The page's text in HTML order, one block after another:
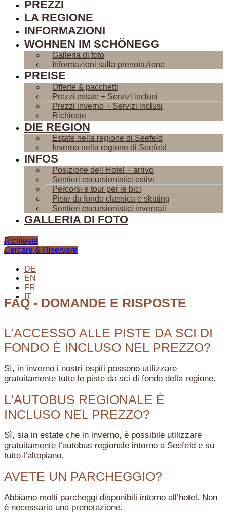
PREZZI
LA REGIONE
INFORMAZIONI
WOHNEN IM SCHÖNEGG
Galleria di foto
Informazioni sulla prenotazione
PREISE
Offerte & pacchetti
Prezzi estate + Servizi inclusi
Prezzi inverno + Servizi inclusi
Richieste
DIE REGION
Estate nella regione di Seefeld
Inverno nella regione di Seefeld
INFOS
Posizione dell Hotel + arrivo
Sentieri escursionistici estivi
Percorsi e tour per le bici
Piste da fondo classica e skating
Sentieri escursionistici invernali
GALLERIA DI FOTO
Richieste
Cercare & Riservare
DE
EN
FR
IT
FAQ - DOMANDE E RISPOSTE
L'ACCESSO ALLE PISTE DA SCI DI
FONDO È INCLUSO NEL PREZZO?
Sì, in inverno i nostri ospiti possono utilizzare
gratuitamente tutte le piste da sci di fondo della regione.
L'AUTOBUS REGIONALE È
INCLUSO NEL PREZZO?
Sì, sia in estate che in inverno, è possibile utilizzare
gratuitamente l’autobus regionale intorno a Seefeld e su
tutto l’altopiano.
AVETE UN PARCHEGGIO?
Abbiamo molti parcheggi disponibili intorno all’hotel. Non
è necessaria una prenotazione.